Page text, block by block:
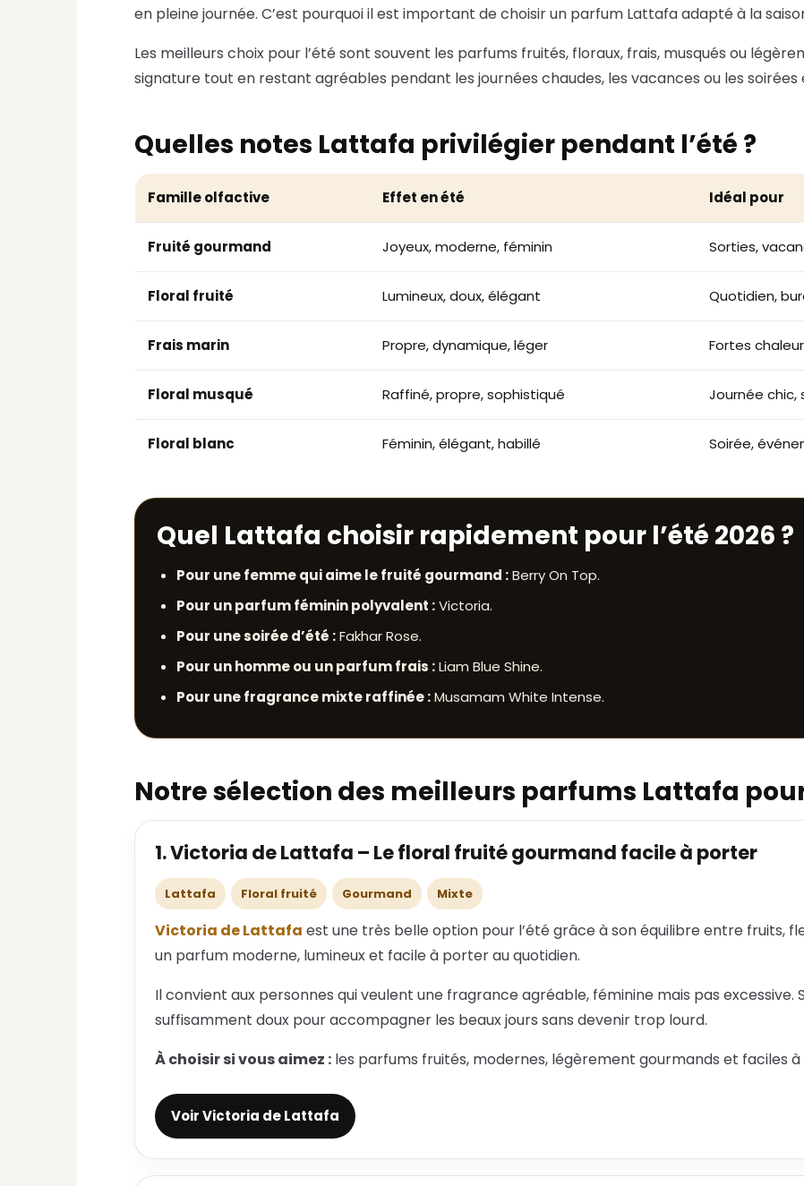
en pleine journée. C’est pourquoi il est important de choisir un parfum Lattafa adapté à la
Les meilleurs choix pour l’été sont souvent les parfums fruités, floraux, frais, musqués ou
signature tout en restant agréables pendant les journées chaudes, les vacances ou les soirées
Quelles notes Lattafa privilégier pendant l’été ?
Famille olfactive Effet en été Idéal pour
Fruité gourmand Joyeux, moderne, féminin Sorties,
Floral fruité Lumineux, doux, élégant Quotidien,
Frais marin Propre, dynamique, léger Fortes
Floral musqué Raffiné, propre, sophistiqué Journée chic,
Floral blanc Féminin, élégant, habillé Soirée,
Quel Lattafa choisir rapidement pour l’été 2026 ?
Pour une femme qui aime le fruité gourmand :Berry On Top.
Pour un parfum féminin polyvalent :Victoria.
Pour une soirée d’été :Fakhar Rose.
Pour un homme ou un parfum frais :Liam Blue Shine.
Pour une fragrance mixte raffinée :Musamam White Intense.
Notre sélection des meilleurs parfums Lattafa pour
1. Victoria de Lattafa – Le floral fruité gourmand facile à porter
Lattafa Floral fruité Gourmand Mixte
Victoria de Lattafa est une très belle option pour l’été grâce à son équilibre entre fruits,
un parfum moderne, lumineux et facile à porter au quotidien.
Il convient aux personnes qui veulent une fragrance agréable, féminine mais pas
suffisamment doux pour accompagner les beaux jours sans devenir trop lourd.
À choisir si vous aimez : les parfums fruités, modernes, légèrement gourmands et faciles
Voir Victoria de Lattafa